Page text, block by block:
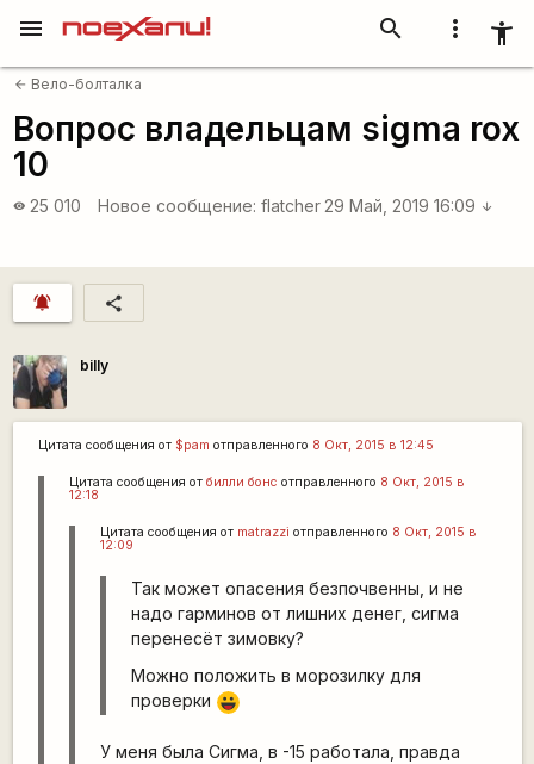
more_vert accessibility_new
search
menu
arrow_back Вело-болталка
Вопрос владельцам sigma rox
10
visibility 25 010 Новое сообщение: flatcher 29 Май, 2019 16:09 arrow_downward
notifications_active share
billy
Цитата сообщения от $pam отправленного 8 Окт, 2015 в 12:45
Цитата сообщения от билли бонс отправленного 8 Окт, 2015 в
12:18
Цитата сообщения от matrazzi отправленного 8 Окт, 2015 в
12:09
Так может опасения безпочвенны, и не
надо гарминов от лишних денег, сигма
перенесёт зимовку?
Можно положить в морозилку для
проверки |-))
У меня была Сигма, в -15 работала, правда